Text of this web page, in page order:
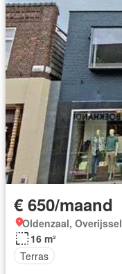
€ 650/maand
Oldenzaal, Overijssel
16 m²
Terras